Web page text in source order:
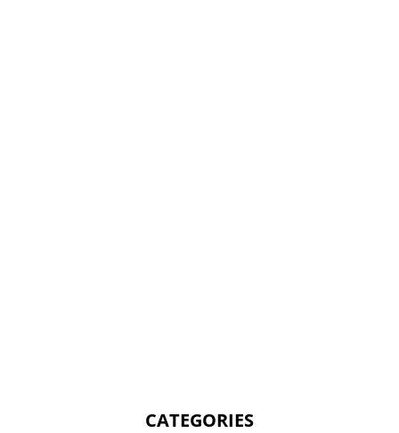
CATEGORIES